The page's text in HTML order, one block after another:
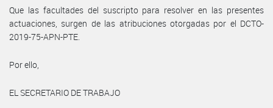
Que las facultades del suscripto para resolver en las presentes
actuaciones, surgen de las atribuciones otorgadas por el DCTO-
2019-75-APN-PTE.
Por ello,
EL SECRETARIO DE TRABAJO